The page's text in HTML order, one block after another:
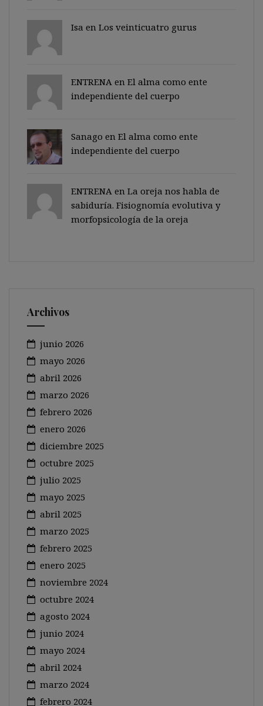
Isa en Los veinticuatro gurus
ENTRENA en El alma como ente
independiente del cuerpo
Sanago en El alma como ente
independiente del cuerpo
ENTRENA en La oreja nos habla de
sabiduría. Fisiognomía evolutiva y
morfopsicología de la oreja
Archivos
junio 2026
mayo 2026
abril 2026
marzo 2026
febrero 2026
enero 2026
diciembre 2025
octubre 2025
julio 2025
mayo 2025
abril 2025
marzo 2025
febrero 2025
enero 2025
noviembre 2024
octubre 2024
agosto 2024
junio 2024
mayo 2024
abril 2024
marzo 2024
febrero 2024